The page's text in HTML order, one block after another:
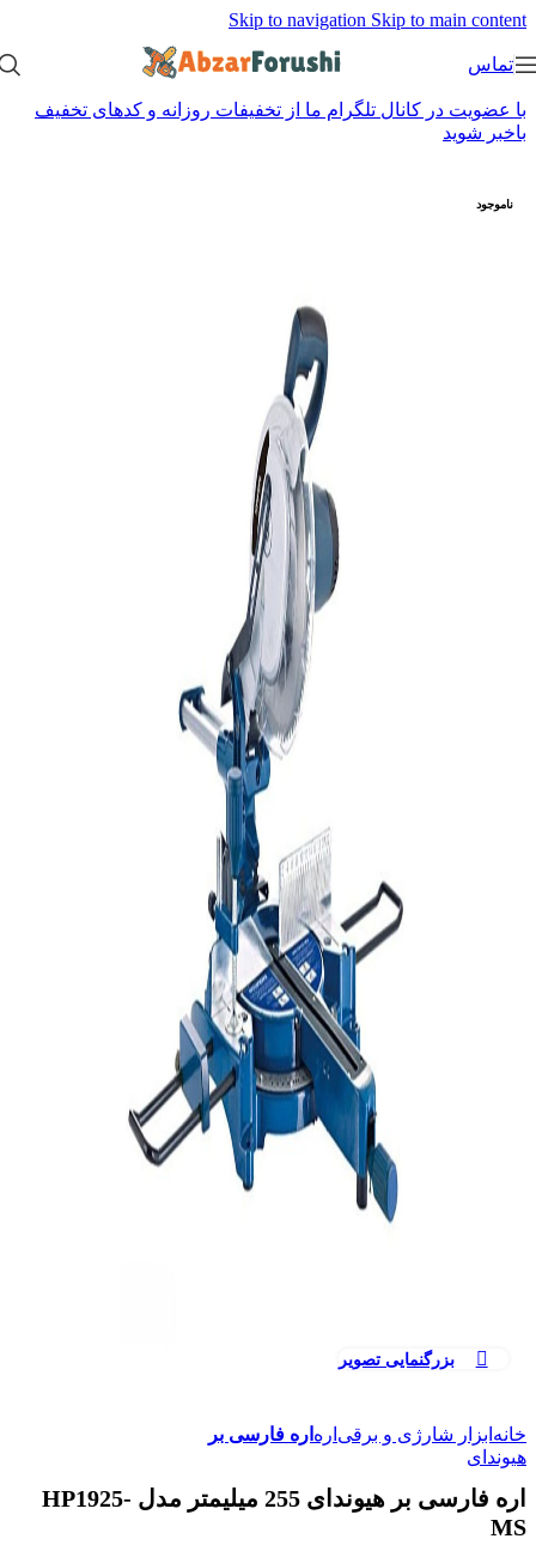
Skip to navigationSkip to main content
تماس
با عضویت در کانال تلگرام ما از تخفیفات روزانه و کدهای تخفیف
باخبر شوید
ناموجود
بزرگنمایی تصویر
خانهابزار شارژی و برقیارهاره فارسی بر
هیوندای
اره فارسی بر هیوندای 255 میلیمتر مدل HP1925-
MS